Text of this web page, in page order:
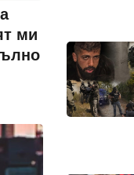
ми